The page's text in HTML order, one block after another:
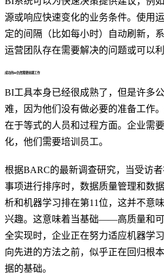
源或响应快速变化的业务条件。使用
定的间隔（比如每小时）自动刷新，
运营团队存在需要解决的问题或可以利
成功的BI仍然需要前期工作
BI工具本身已经很成熟了，但是许多
难，因为他们没有做必要的准备工作
在于等式的人员和过程方面。企业需
化，他们需要培训员工。
根据BARC的最新调查研究，当受访
事项进行排序时，数据质量管理和数
析和机器学习排在第11位，这并不意
兴趣。这意味着当基础——高质量和
全实现时，企业正在努力适应机器学
向先进的方法之前，似乎正在回归根
据的基础。